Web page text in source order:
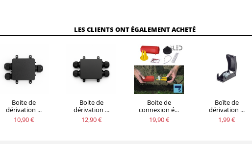
LES CLIENTS ONT ÉGALEMENT ACHETÉ
Boite de
dérivation ...
10,90 €
Boite de
dérivation ...
12,90 €
Boite de
connexion é...
19,90 €
Boîte de
dérivation ...
1,99 €